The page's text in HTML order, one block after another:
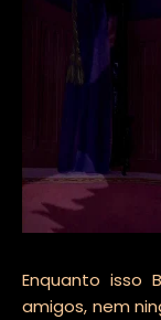
Enquanto isso
amigos, nem